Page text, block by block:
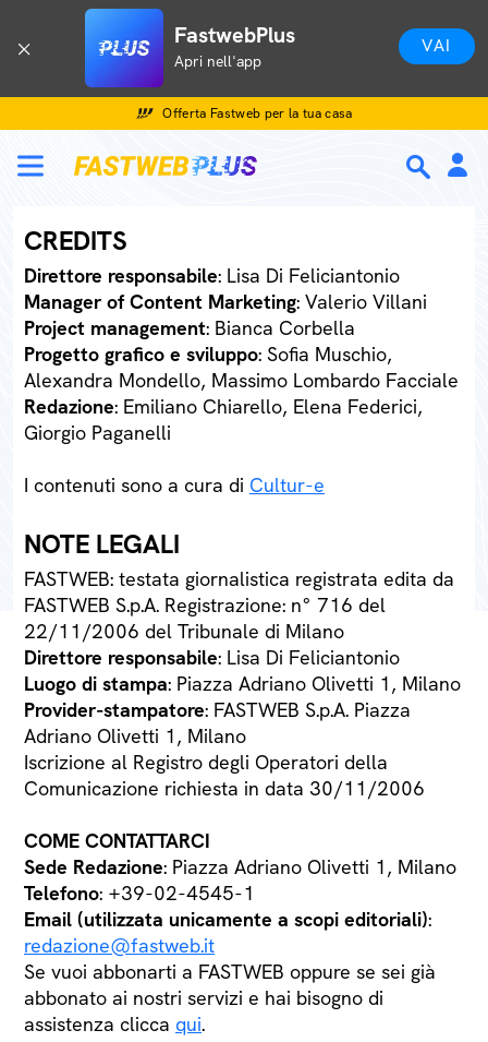
FastwebPlus
Apri nell'app
VAI
Offerta Fastweb per la tua casa
CREDITS
Direttore responsabile: Lisa Di Feliciantonio
Manager of Content Marketing: Valerio Villani
Project management: Bianca Corbella
Progetto grafico e sviluppo: Sofia Muschio,
Alexandra Mondello, Massimo Lombardo Facciale
Redazione: Emiliano Chiarello, Elena Federici,
Giorgio Paganelli
I contenuti sono a cura di Cultur-e
NOTE LEGALI
FASTWEB: testata giornalistica registrata edita da
FASTWEB S.p.A. Registrazione: n° 716 del
22/11/2006 del Tribunale di Milano
Direttore responsabile: Lisa Di Feliciantonio
Luogo di stampa: Piazza Adriano Olivetti 1, Milano
Provider-stampatore: FASTWEB S.p.A. Piazza
Adriano Olivetti 1, Milano
Iscrizione al Registro degli Operatori della
Comunicazione richiesta in data 30/11/2006
COME CONTATTARCI
Sede Redazione: Piazza Adriano Olivetti 1, Milano
Telefono: +39-02-4545-1
Email (utilizzata unicamente a scopi editoriali):
redazione@fastweb.it
Se vuoi abbonarti a FASTWEB oppure se sei già
abbonato ai nostri servizi e hai bisogno di
assistenza clicca qui.